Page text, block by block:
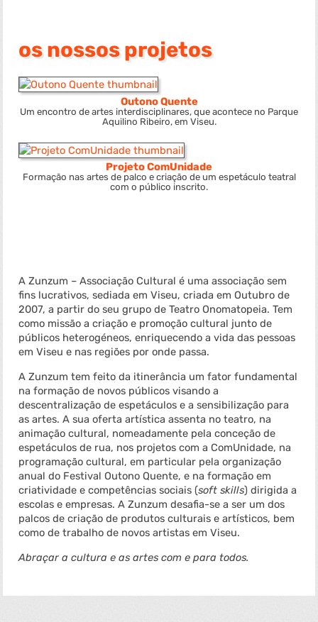
os nossos projetos
Outono Quente
Um encontro de artes interdisciplinares, que acontece no Parque
Aquilino Ribeiro, em Viseu.
Projeto ComUnidade
Formação nas artes de palco e criação de um espetáculo teatral
com o público inscrito.
A Zunzum – Associação Cultural é uma associação sem
fins lucrativos, sediada em Viseu, criada em Outubro de
2007, a partir do seu grupo de Teatro Onomatopeia. Tem
como missão a criação e promoção cultural junto de
públicos heterogéneos, enriquecendo a vida das pessoas
em Viseu e nas regiões por onde passa.
A Zunzum tem feito da itinerância um fator fundamental
na formação de novos públicos visando a
descentralização de espetáculos e a sensibilização para
as artes. A sua oferta artística assenta no teatro, na
animação cultural, nomeadamente pela conceção de
espetáculos de rua, nos projetos com a ComUnidade, na
programação cultural, em particular pela organização
anual do Festival Outono Quente, e na formação em
criatividade e competências sociais (soft skills) dirigida a
escolas e empresas. A Zunzum desafia-se a ser um dos
palcos de criação de produtos culturais e artísticos, bem
como de trabalho de novos artistas em Viseu.
Abraçar a cultura e as artes com e para todos.